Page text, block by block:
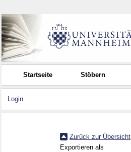
Startseite Stöbern
Login
Zurück zur Übersicht
Exportieren als